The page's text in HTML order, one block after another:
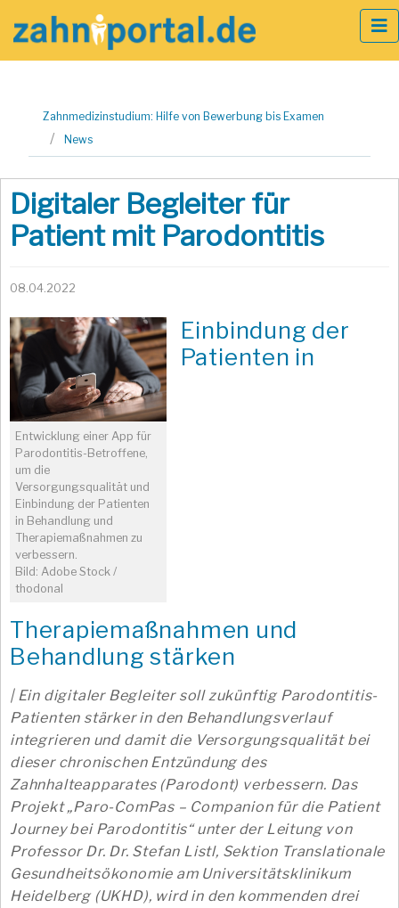
springen
Zahnmedizinstudium: Hilfe von Bewerbung bis Examen
News
Digitaler Begleiter für
Patient mit Parodontitis
08.04.2022
Entwicklung einer App für
Parodontitis-Betroffene,
um die
Versorgungsqualität und
Einbindung der Patienten
in Behandlung und
Therapiemaßnahmen zu
verbessern.
Bild: Adobe Stock /
thodonal
Einbindung der
Patienten in
Therapiemaßnahmen und
Behandlung stärken
| Ein digitaler Begleiter soll zukünftig Parodontitis-
Patienten stärker in den Behandlungsverlauf
integrieren und damit die Versorgungsqualität bei
dieser chronischen Entzündung des
Zahnhalteapparates (Parodont) verbessern. Das
Projekt „Paro-ComPas – Companion für die Patient
Journey bei Parodontitis“ unter der Leitung von
Professor Dr. Dr. Stefan Listl, Sektion Translationale
Gesundheitsökonomie am Universitätsklinikum
Heidelberg (UKHD), wird in den kommenden drei